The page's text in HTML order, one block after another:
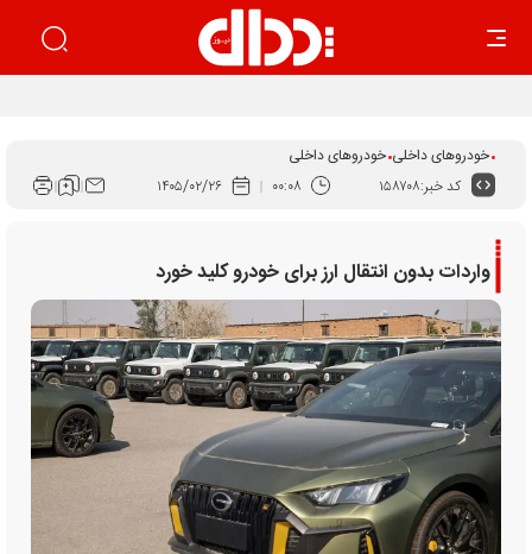
خودروهای داخلی خودروهای داخلی
کد خبر:۱۵۸۷۰۸ ۰۰:۰۸ ۱۴۰۵/۰۲/۲۶
واردات بدون انتقال ارز برای خودرو کلید خورد